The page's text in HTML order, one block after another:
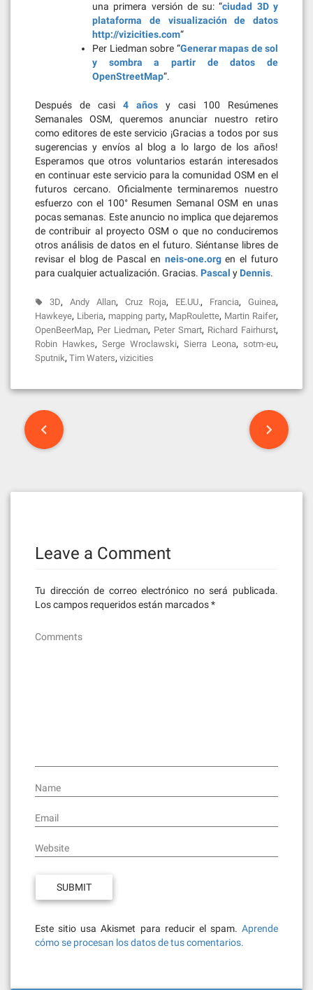
una primera versión de su: “ciudad 3D y
plataforma de visualización de datos
http://vizicities.com“
Per Liedman sobre “Generar mapas de sol
y sombra a partir de datos de
OpenStreetMap“.
Después de casi 4 años y casi 100 Resúmenes
Semanales OSM, queremos anunciar nuestro retiro
como editores de este servicio ¡Gracias a todos por sus
sugerencias y envíos al blog a lo largo de los años!
Esperamos que otros voluntarios estarán interesados
en continuar este servicio para la comunidad OSM en el
futuros cercano. Oficialmente terminaremos nuestro
esfuerzo con el 100° Resumen Semanal OSM en unas
pocas semanas. Este anuncio no implica que dejaremos
de contribuir al proyecto OSM o que no conduciremos
otros análisis de datos en el futuro. Siéntanse libres de
revisar el blog de Pascal en neis-one.orgen el futuro
para cualquier actualización. Gracias. Pascal y Dennis.
3D, Andy Allan, Cruz Roja, EE.UU., Francia, Guinea,
Hawkeye, Liberia, mapping party, MapRoulette, Martin Raifer,
OpenBeerMap, Per Liedman, Peter Smart, Richard Fairhurst,
Robin Hawkes, Serge Wroclawski, Sierra Leona, sotm-eu,
Sputnik, Tim Waters, vizicities
Post
navigation
Leave a Comment
Tu dirección de correo electrónico no será publicada.
Los campos requeridos están marcados*
Comments
Name
Email
Website
Este sitio usa Akismet para reducir el spam. Aprende
cómo se procesan los datos de tus comentarios.